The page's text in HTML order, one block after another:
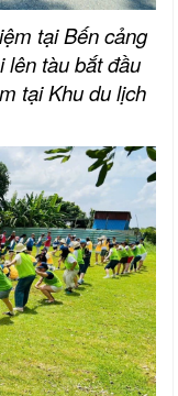
tại Bến cảng
lên tàu bắt đầu
tại Khu du lịch